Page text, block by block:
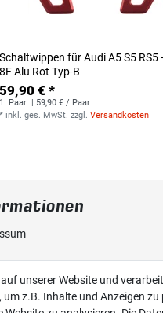
Schaltwippen für Audi A5 S5 RS5
8F Alu Rot Typ-B
59,90 € *
1 Paar
| 59,90 € / Paar
* inkl. ges. MwSt. zzgl.Versandkosten
unserer Website und
z.B. Inhalte und Anzeigen